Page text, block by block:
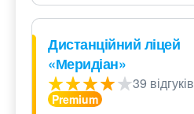
Дистанційний ліцей
«Меридіан»
39 відгуків